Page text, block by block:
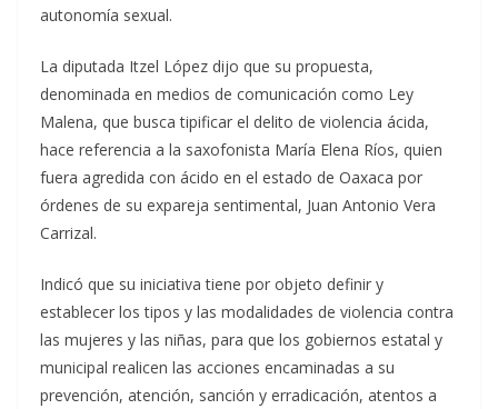
autonomía sexual.
La diputada Itzel López dijo que su propuesta,
denominada en medios de comunicación como Ley
Malena, que busca tipificar el delito de violencia ácida,
hace referencia a la saxofonista María Elena Ríos, quien
fuera agredida con ácido en el estado de Oaxaca por
órdenes de su expareja sentimental, Juan Antonio Vera
Carrizal.
Indicó que su iniciativa tiene por objeto definir y
establecer los tipos y las modalidades de violencia contra
las mujeres y las niñas, para que los gobiernos estatal y
municipal realicen las acciones encaminadas a su
prevención, atención, sanción y erradicación, atentos a